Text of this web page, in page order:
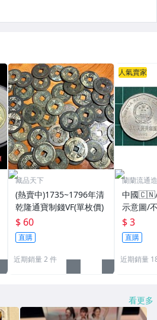
藏品天下
(熱賣中)1735~1796年清
乾隆通寶制錢VF(單枚價)
$ 60
直購
近期銷量 2 件
人氣賣家
蘭蘭流通
中國🇨🇳/
示意圖/
機出貨
$ 3
直購
近期銷量
看更多